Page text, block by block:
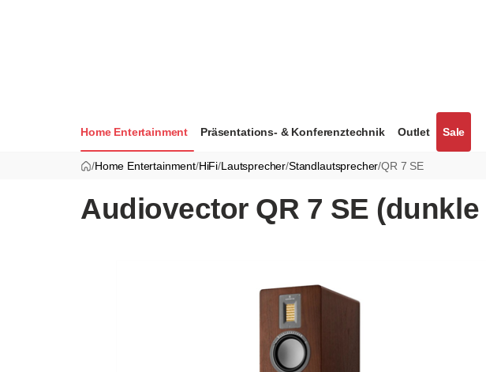
Home Entertainment Präsentations- & Konferenztechnik Outlet Sale
/Home Entertainment/HiFi/Lautsprecher/Standlautsprecher/QR 7 SE
Audiovector QR 7 SE